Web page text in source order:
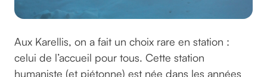
Aux Karellis, on a fait un choix rare en station :
celui de l’accueil pour tous. Cette station
humaniste (et piétonne) est née dans les années